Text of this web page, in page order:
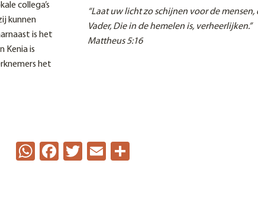
collega’s
kunnen
is het
Kenia is
het
“Laat uw licht zo schijnen voor de
Vader, Die in de hemelen is, verheerlijken.”
Mattheus 5:16
WhatsApp
Facebook
Twitter
Email